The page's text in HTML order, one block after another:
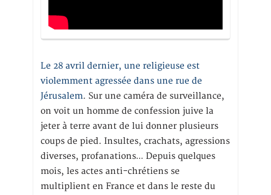
Le 28 avril dernier, une religieuse est
violemment agressée dans une rue de
Jérusalem. Sur une caméra de surveillance,
on voit un homme de confession juive la
jeter à terre avant de lui donner plusieurs
coups de pied. Insultes, crachats, agressions
diverses, profanations… Depuis quelques
mois, les actes anti-chrétiens se
multiplient en France et dans le reste du